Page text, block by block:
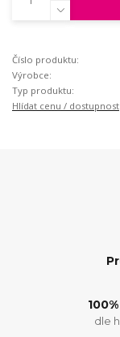
Číslo produktu:
Výrobce:
Typ produktu:
Hlídat cenu / dostupnost
dle